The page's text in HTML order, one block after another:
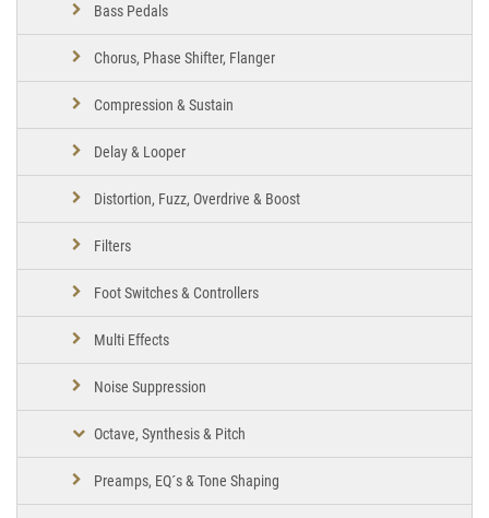
Bass Pedals
Chorus, Phase Shifter, Flanger
Compression & Sustain
Delay & Looper
Distortion, Fuzz, Overdrive & Boost
Filters
Foot Switches & Controllers
Multi Effects
Noise Suppression
Octave, Synthesis & Pitch
Preamps, EQ´s & Tone Shaping